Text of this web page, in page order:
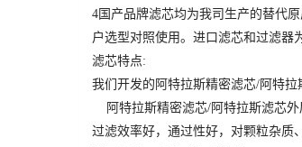
4国产品牌滤芯均为我司生产的替代
户选型对照使用。进口滤芯和过滤器
滤芯特点:
我们开发的阿特拉斯精密滤芯/阿特拉
阿特拉斯精密滤芯/阿特拉斯滤芯
过滤效率好，通过性好，对颗粒杂质